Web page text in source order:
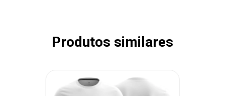
Produtos similares